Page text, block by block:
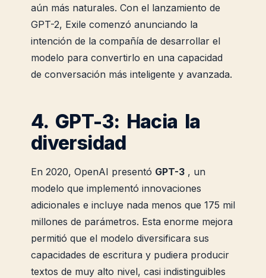
aún más naturales. Con el lanzamiento de
GPT-2, Exile comenzó anunciando la
intención de la compañía de desarrollar el
modelo para convertirlo en una capacidad
de conversación más inteligente y avanzada.
4. GPT-3: Hacia la
diversidad
En 2020, OpenAI presentó GPT-3 , un
modelo que implementó innovaciones
adicionales e incluye nada menos que 175 mil
millones de parámetros. Esta enorme mejora
permitió que el modelo diversificara sus
capacidades de escritura y pudiera producir
textos de muy alto nivel, casi indistinguibles